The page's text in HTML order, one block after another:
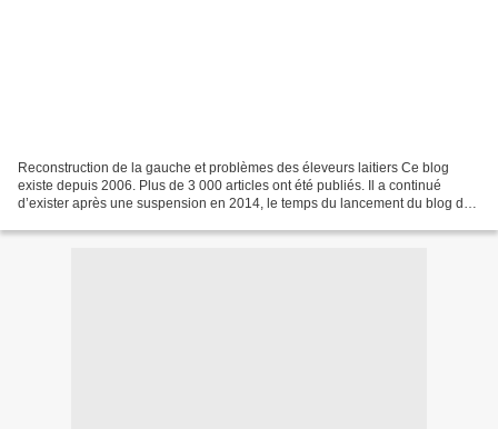
Reconstruction de la gauche et problèmes des éleveurs laitiers Ce blog
existe depuis 2006. Plus de 3 000 articles ont été publiés. Il a continué
d’exister après une suspension en 2014, le temps du lancement du blog de